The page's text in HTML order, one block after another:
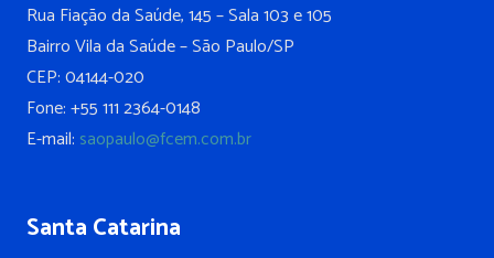
Rua Fiação da Saúde, 145 – Sala 103 e 105
Bairro Vila da Saúde – São Paulo/SP
CEP: 04144-020
Fone: +55 111 2364-0148
E-mail: saopaulo@fcem.com.br
Santa Catarina